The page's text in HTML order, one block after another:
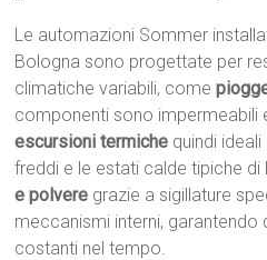
Le automazioni Sommer
Bologna sono progettate per
climatiche variabili, come
componenti sono impermeabili
escursioni termiche quindi
freddi e le estati calde tipiche
e polvere grazie a sigillature
meccanismi interni, garantendo
costanti nel tempo.